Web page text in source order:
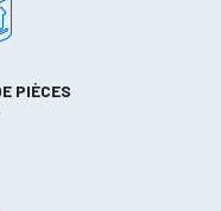
PIÈCES